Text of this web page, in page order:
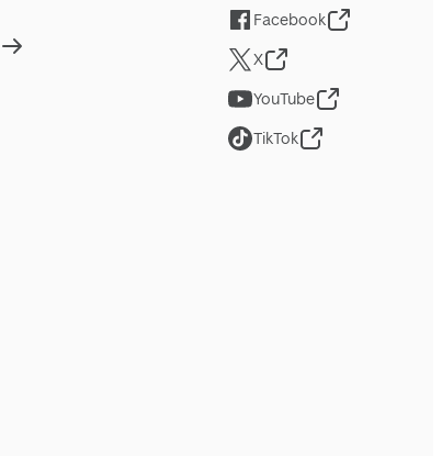
Facebook
X
YouTube
TikTok